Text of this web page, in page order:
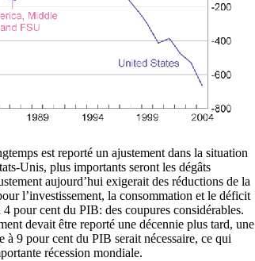
est reporté un ajustement dans la situation
Unis, plus importants seront les dégâts
aujourd’hui exigerait des réductions de la
l’investissement, la consommation et le déficit
pour cent du PIB: des coupures considérables.
devait être reporté une décennie plus tard, une
à 9 pour cent du PIB serait nécessaire, ce qui
récession mondiale.